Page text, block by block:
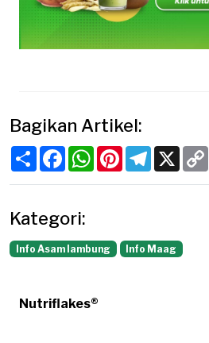
Bagikan Artikel:
ShareFacebookWhatsApp
PinterestTelegram
X
Kategori:
Info Asam lambung Info Maag
Nutriflakes®